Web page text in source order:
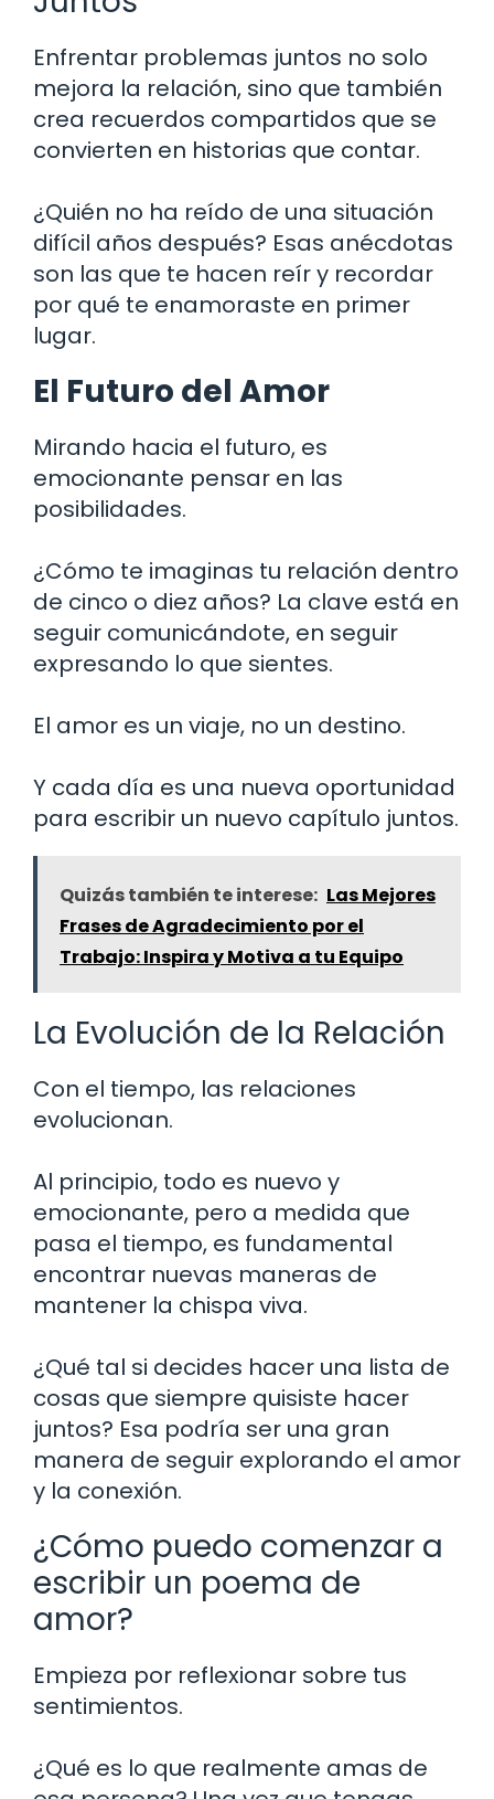
Enfrentar problemas juntos no solo
mejora la relación, sino que también
crea recuerdos compartidos que se
convierten en historias que contar.
¿Quién no ha reído de una situación
difícil años después? Esas anécdotas
son las que te hacen reír y recordar
por qué te enamoraste en primer
lugar.
El Futuro del Amor
Mirando hacia el futuro, es
emocionante pensar en las
posibilidades.
¿Cómo te imaginas tu relación dentro
de cinco o diez años? La clave está en
seguir comunicándote, en seguir
expresando lo que sientes.
El amor es un viaje, no un destino.
Y cada día es una nueva oportunidad
para escribir un nuevo capítulo juntos.
Quizás también te interese: Las Mejores
Frases de Agradecimiento por el
Trabajo: Inspira y Motiva a tu Equipo
La Evolución de la Relación
Con el tiempo, las relaciones
evolucionan.
Al principio, todo es nuevo y
emocionante, pero a medida que
pasa el tiempo, es fundamental
encontrar nuevas maneras de
mantener la chispa viva.
¿Qué tal si decides hacer una lista de
cosas que siempre quisiste hacer
juntos? Esa podría ser una gran
manera de seguir explorando el amor
y la conexión.
¿Cómo puedo comenzar a
escribir un poema de
amor?
Empieza por reflexionar sobre tus
sentimientos.
¿Qué es lo que realmente amas de